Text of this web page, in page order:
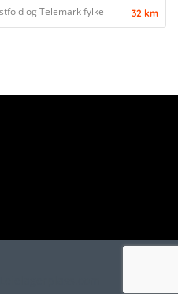
og Telemark fylke 32 km